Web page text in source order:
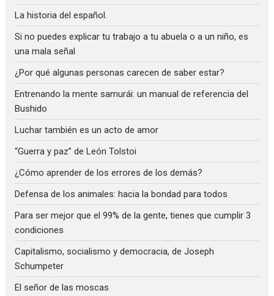
La historia del español.
Si no puedes explicar tu trabajo a tu abuela o a un niño, es
una mala señal
¿Por qué algunas personas carecen de saber estar?
Entrenando la mente samurái: un manual de referencia del
Bushido
Luchar también es un acto de amor
“Guerra y paz” de León Tolstoi
¿Cómo aprender de los errores de los demás?
Defensa de los animales: hacia la bondad para todos
Para ser mejor que el 99% de la gente, tienes que cumplir 3
condiciones
Capitalismo, socialismo y democracia, de Joseph
Schumpeter
El señor de las moscas